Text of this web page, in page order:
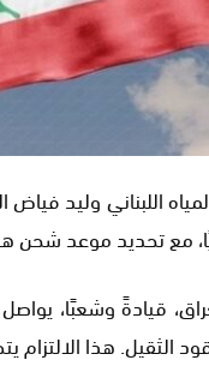
اللبناني وليد
قيادةً وشعبًا، يواصل
الثقيل. هذا